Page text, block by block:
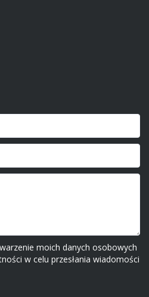
moich danych osobowych
w celu przesłania wiadomości